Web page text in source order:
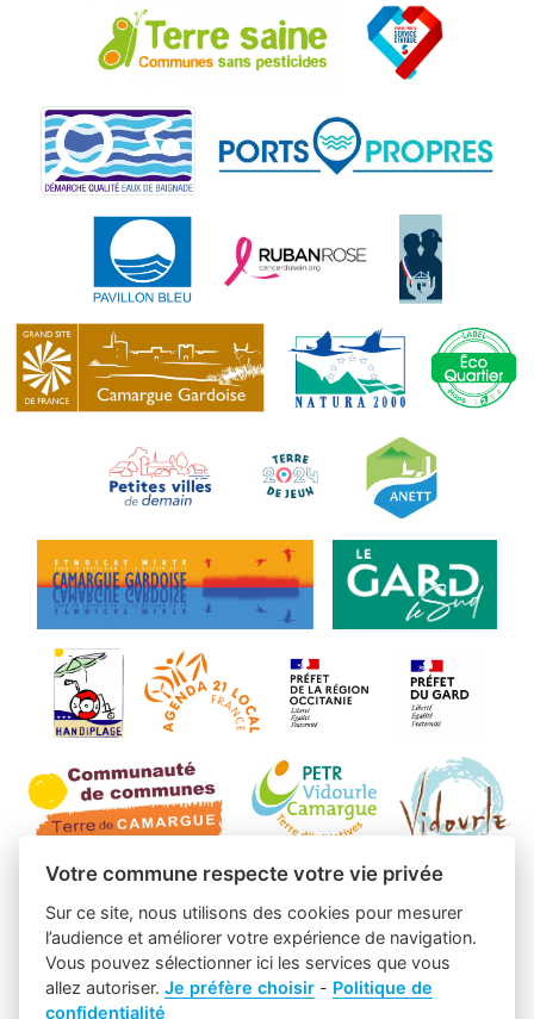
Votre commune respecte votre vie privée
Sur ce site, nous utilisons des cookies pour mesurer
l’audience et améliorer votre expérience de navigation.
Vous pouvez sélectionner ici les services que vous
allez autoriser.Je préfère choisir - Politique de
confidentialité